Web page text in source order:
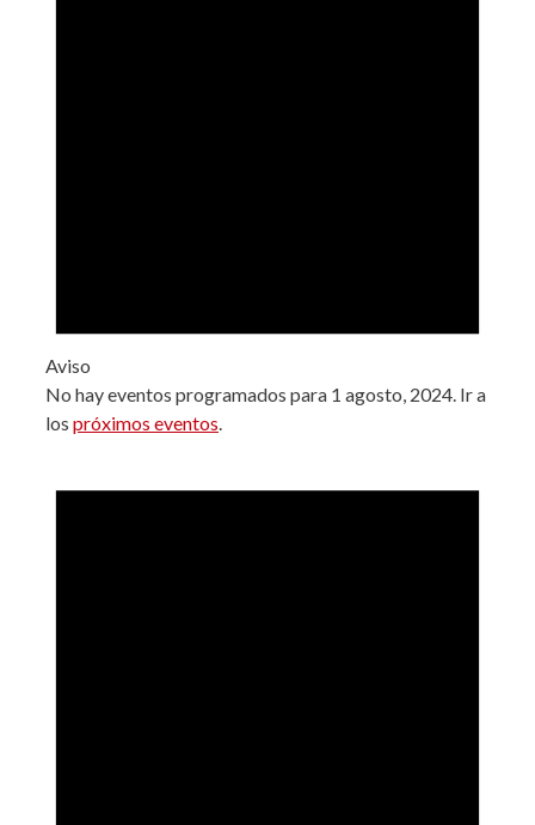
Aviso
No hay eventos programados para 1 agosto, 2024. Ir a
los próximos eventos